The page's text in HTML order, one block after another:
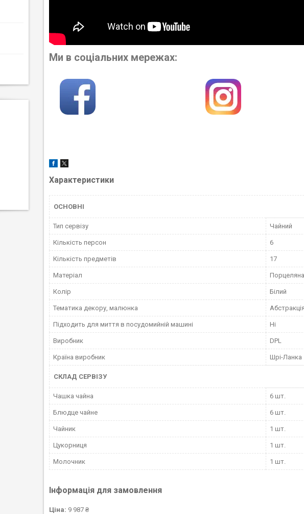
Ми в соціальних мережах:
Характеристики
ОСНОВНІ
Тип сервізу Чайний
Кількість персон 6
Кількість предметів 17
Матеріал Порцеляна
Колір Білий
Тематика декору, малюнка
Підходить для миття в посудомийній машині Ні
Виробник DPL
Країна виробник Шрі-Ланка
СКЛАД СЕРВІЗУ
Чашка чайна 6 шт.
Блюдце чайне 6 шт.
Чайник 1 шт.
Цукорниця 1 шт.
Молочник 1 шт.
Інформація для замовлення
Ціна: 9 987 ₴